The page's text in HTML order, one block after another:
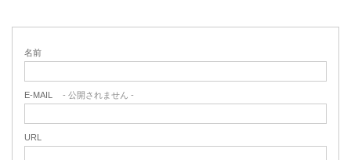
名前
E-MAIL - 公開されません -
URL